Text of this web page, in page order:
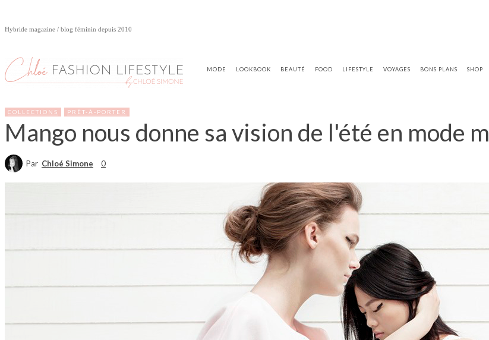
Hybride magazine / blog féminin depuis 2010
MODE LOOKBOOK BEAUTÉ FOOD LIFESTYLE VOYAGES BONS PLANS SHOP
COLLECTIONS PRÊT-À-PORTER
Mango nous donne sa vision de l'été en mode
Par Chloé Simone 0